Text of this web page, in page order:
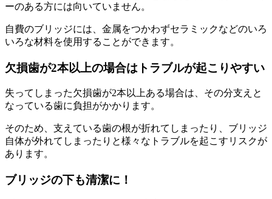
ーのある方には向いていません。
自費のブリッジには、金属をつかわずセラミックなどのいろ
いろな材料を使用することができます。
欠損歯が2本以上の場合はトラブルが起こりやすい
失ってしまった欠損歯が2本以上ある場合は、その分支えと
なっている歯に負担がかかります。
そのため、支えている歯の根が折れてしまったり、ブリッジ
自体が外れてしまったりと様々なトラブルを起こすリスクが
あります。
ブリッジの下も清潔に！